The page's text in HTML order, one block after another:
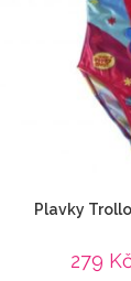
Plavky
279 Kč